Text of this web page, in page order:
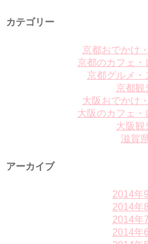
カテゴリー
京都おでかけ
京都のカフェ・
京都グルメ・
京都観
大阪おでかけ
大阪のカフェ・
大阪観
滋賀
アーカイブ
2014年
2014年
2014年
2014年